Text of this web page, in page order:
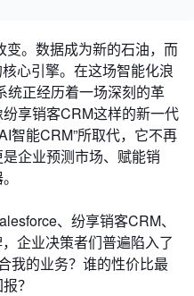
。数据成为新的石油，而
心引擎。在这场智能化浪
统正经历着一场深刻的革
享销客CRM这样的新一代
智能CRM”所取代，它不再
企业预测市场、赋能销
、纷享销客CRM、
企业决策者们普遍陷入了
我的业务？谁的性价比最
？